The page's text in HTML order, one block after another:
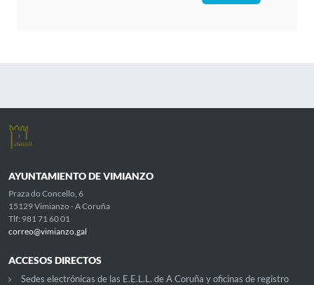
AYUNTAMIENTO DE VIMIANZO
Praza do Concello, 6
15129 Vimianzo - A Coruña
Tlf: 981 71 60 01
correo@vimianzo.gal
ACCESOS DIRECTOS
Sedes electrónicas de las E.E.L.L. de A Coruña y oficinas de registro